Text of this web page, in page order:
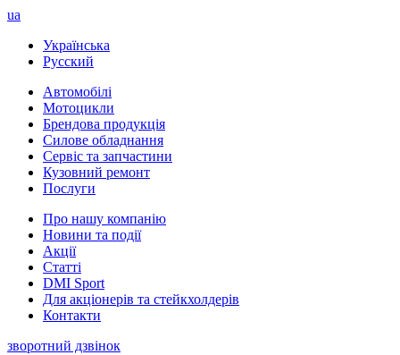
ua
Українська
Русский
Автомобілі
Мотоцикли
Брендова продукція
Силове обладнання
Сервіс та запчастини
Кузовний ремонт
Послуги
Про нашу компанію
Новини та події
Акції
Статті
DMI Sport
Для акціонерів та стейкхолдерів
Контакти
зворотний дзвінок